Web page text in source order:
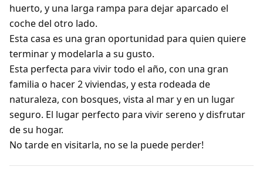
huerto, y una larga rampa para dejar aparcado el
coche del otro lado.
Esta casa es una gran oportunidad para quien quiere
terminar y modelarla a su gusto.
Esta perfecta para vivir todo el año, con una gran
familia o hacer 2 viviendas, y esta rodeada de
naturaleza, con bosques, vista al mar y en un lugar
seguro. El lugar perfecto para vivir sereno y disfrutar
de su hogar.
No tarde en visitarla, no se la puede perder!